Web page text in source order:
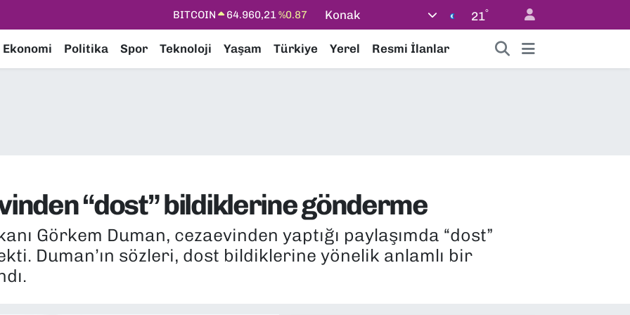
DOLAR 47,7436%0.18
STERLİN
64,4811%0.38
Konak 21°
Ekonomi Politika Spor Teknoloji Yaşam Türkiye Yerel Resmi İlanlar
“dost” bildiklerine gönderme
Görkem Duman, cezaevinden yaptığı paylaşımda “dost”
Duman’ın sözleri, dost bildiklerine yönelik anlamlı bir